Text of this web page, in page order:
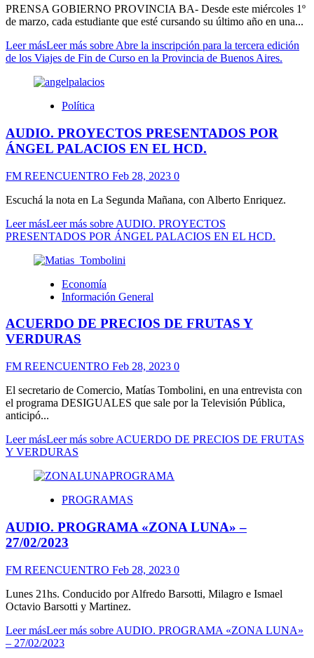
PRENSA GOBIERNO PROVINCIA BA- Desde este miércoles 1º
de marzo, cada estudiante que esté cursando su último año en una...
Leer másLeer más sobre Abre la inscripción para la tercera edición
de los Viajes de Fin de Curso en la Provincia de Buenos Aires.
Política
AUDIO. PROYECTOS PRESENTADOS POR
ÁNGEL PALACIOS EN EL HCD.
FM REENCUENTRO Feb 28, 2023 0
Escuchá la nota en La Segunda Mañana, con Alberto Enriquez.
Leer másLeer más sobre AUDIO. PROYECTOS
PRESENTADOS POR ÁNGEL PALACIOS EN EL HCD.
Economía
Información General
ACUERDO DE PRECIOS DE FRUTAS Y
VERDURAS
FM REENCUENTRO Feb 28, 2023 0
El secretario de Comercio, Matías Tombolini, en una entrevista con
el programa DESIGUALES que sale por la Televisión Pública,
anticipó...
Leer másLeer más sobre ACUERDO DE PRECIOS DE FRUTAS
Y VERDURAS
PROGRAMAS
AUDIO. PROGRAMA «ZONA LUNA» –
27/02/2023
FM REENCUENTRO Feb 28, 2023 0
Lunes 21hs. Conducido por Alfredo Barsotti, Milagro e Ismael
Octavio Barsotti y Martinez.
Leer másLeer más sobre AUDIO. PROGRAMA «ZONA LUNA»
– 27/02/2023